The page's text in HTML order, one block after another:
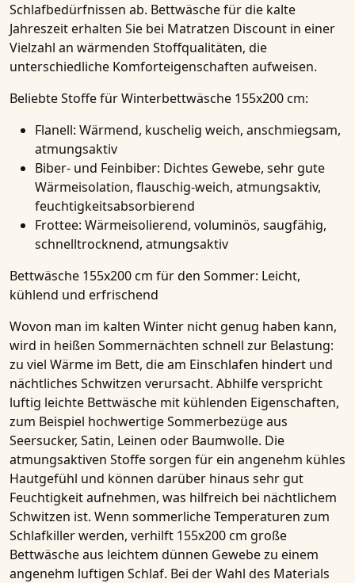
Schlafbedürfnissen ab. Bettwäsche für die kalte
Jahreszeit erhalten Sie bei Matratzen Discount in einer
Vielzahl an wärmenden Stoffqualitäten, die
unterschiedliche Komforteigenschaften aufweisen.
Beliebte Stoffe für Winterbettwäsche 155x200 cm:
Flanell: Wärmend, kuschelig weich, anschmiegsam,
atmungsaktiv
Biber- und Feinbiber: Dichtes Gewebe, sehr gute
Wärmeisolation, flauschig-weich, atmungsaktiv,
feuchtigkeitsabsorbierend
Frottee: Wärmeisolierend, voluminös, saugfähig,
schnelltrocknend, atmungsaktiv
Bettwäsche 155x200 cm für den Sommer: Leicht,
kühlend und erfrischend
Wovon man im kalten Winter nicht genug haben kann,
wird in heißen Sommernächten schnell zur Belastung:
zu viel Wärme im Bett, die am Einschlafen hindert und
nächtliches Schwitzen verursacht. Abhilfe verspricht
luftig leichte Bettwäsche mit kühlenden Eigenschaften,
zum Beispiel hochwertige Sommerbezüge aus
Seersucker, Satin, Leinen oder Baumwolle. Die
atmungsaktiven Stoffe sorgen für ein angenehm kühles
Hautgefühl und können darüber hinaus sehr gut
Feuchtigkeit aufnehmen, was hilfreich bei nächtlichem
Schwitzen ist. Wenn sommerliche Temperaturen zum
Schlafkiller werden, verhilft 155x200 cm große
Bettwäsche aus leichtem dünnen Gewebe zu einem
angenehm luftigen Schlaf. Bei der Wahl des Materials